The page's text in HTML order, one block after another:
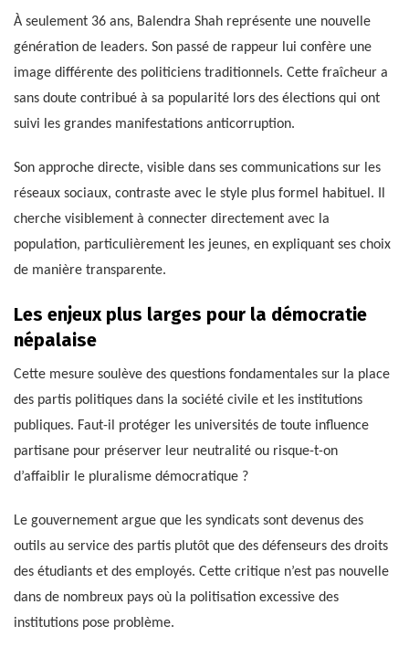
À seulement 36 ans, Balendra Shah représente une nouvelle
génération de leaders. Son passé de rappeur lui confère une
image différente des politiciens traditionnels. Cette fraîcheur a
sans doute contribué à sa popularité lors des élections qui ont
suivi les grandes manifestations anticorruption.
Son approche directe, visible dans ses communications sur les
réseaux sociaux, contraste avec le style plus formel habituel. Il
cherche visiblement à connecter directement avec la
population, particulièrement les jeunes, en expliquant ses choix
de manière transparente.
Les enjeux plus larges pour la démocratie
népalaise
Cette mesure soulève des questions fondamentales sur la place
des partis politiques dans la société civile et les institutions
publiques. Faut-il protéger les universités de toute influence
partisane pour préserver leur neutralité ou risque-t-on
d’affaiblir le pluralisme démocratique ?
Le gouvernement argue que les syndicats sont devenus des
outils au service des partis plutôt que des défenseurs des droits
des étudiants et des employés. Cette critique n’est pas nouvelle
dans de nombreux pays où la politisation excessive des
institutions pose problème.